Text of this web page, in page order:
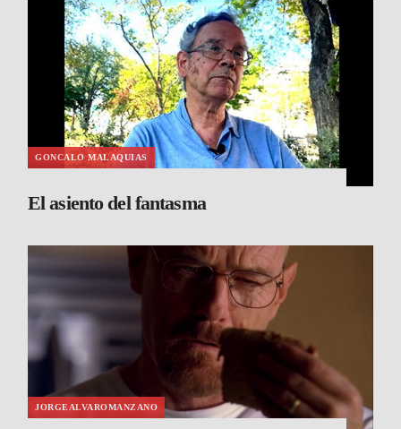
GONCALO MALAQUIAS
El asiento del fantasma
JORGEALVAROMANZANO